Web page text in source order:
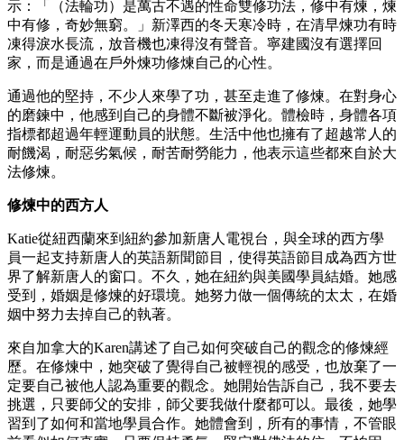
示：「（法輪功）是萬古不遇的性命雙修功法，修中有煉，煉
中有修，奇妙無窮。」新澤西的冬天寒冷時，在清早煉功有時
凍得淚水長流，放音機也凍得沒有聲音。寧建國沒有選擇回
家，而是通過在戶外煉功修煉自己的心性。
通過他的堅持，不少人來學了功，甚至走進了修煉。在對身心
的磨鍊中，他感到自己的身體不斷被淨化。體檢時，身體各項
指標都超過年輕運動員的狀態。生活中他也擁有了超越常人的
耐饑渴，耐惡劣氣候，耐苦耐勞能力，他表示這些都來自於大
法修煉。
修煉中的西方人
Katie從紐西蘭來到紐約參加新唐人電視台，與全球的西方學
員一起支持新唐人的英語新聞節目，使得英語節目成為西方世
界了解新唐人的窗口。不久，她在紐約與美國學員結婚。她感
受到，婚姻是修煉的好環境。她努力做一個傳統的太太，在婚
姻中努力去掉自己的執著。
來自加拿大的Karen講述了自己如何突破自己的觀念的修煉經
歷。在修煉中，她突破了覺得自己被輕視的感受，也放棄了一
定要自己被他人認為重要的觀念。她開始告訴自己，我不要去
挑選，只要師父的安排，師父要我做什麼都可以。最後，她學
習到了如何和當地學員合作。她體會到，所有的事情，不管眼